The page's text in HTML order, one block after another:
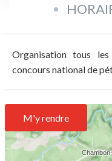
Organisation tous
concours national de
M'y rendre